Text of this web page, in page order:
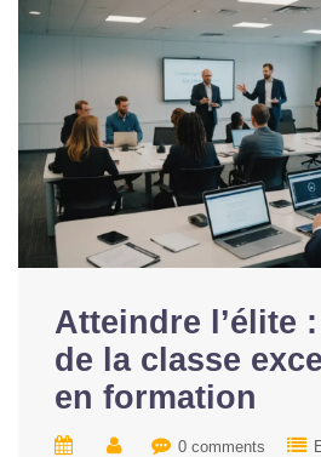
Atteindre l’élite
de la classe
en formation
0 comments